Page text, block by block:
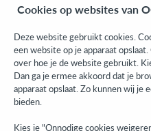
Community
Research
WebJunction
Developer Network
Stay in the know.
Get the latest product updates,
Cookies op websites van
Deze website gebruikt cookies.
een website op je apparaat
over hoe je de website gebruikt.
Dan ga je ermee akkoord dat je
apparaat opslaat. Zo kunnen wij je
bieden.
Kies je "Onnodige cookies